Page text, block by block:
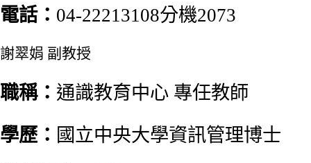
電話： 04-22213108分機2073
謝翠娟 副教授
職稱： 通識教育中心 專任教師
學歷： 國立中央大學資訊管理博士